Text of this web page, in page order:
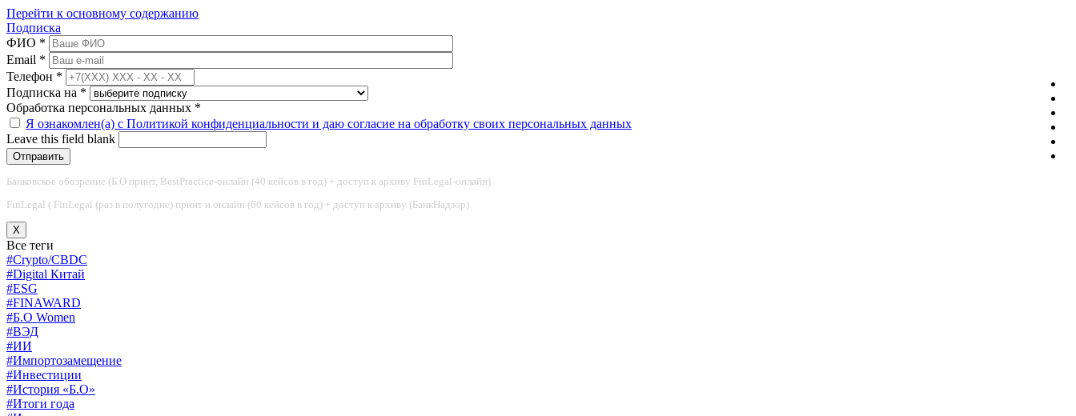
Перейти к основному содержанию
Подписка
ФИО *
Email *
Телефон *
Подписка на *
Обработка персональных данных *
Я ознакомлен(а) с Политикой конфиденциальности и даю согласие на обработку своих персональных данных
Leave this field blank
Банковское обозрение (Б.О принт, BestPractice-онлайн (40 кейсов в год) + доступ к архиву FinLegal-онлайн)
FinLegal ( FinLegal (раз в полугодие) принт и онлайн (60 кейсов в год) + доступ к архиву (БанкНадзор)
X
Все теги
#Crypto/CBDC
#Digital Китай
#ESG
#FINAWARD
#Б.О Women
#ВЭД
#ИИ
#Импортозамещение
#Инвестиции
#История «Б.О»
#Итоги года